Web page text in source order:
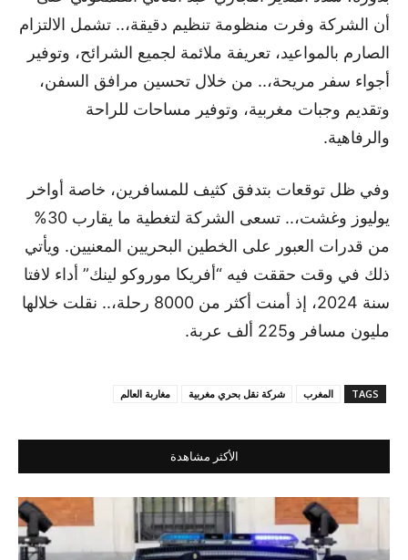
أن الشركة وفرت منظومة تنظيم دقيقة،.. تشمل الالتزام
الصارم بالمواعيد، تعريفة ملائمة لجميع الشرائح، وتوفير
أجواء سفر مريحة،.. من خلال تحسين مرافق السفن،
وتقديم وجبات مغربية، وتوفير مساحات للراحة
والرفاهية.
وفي ظل توقعات بتدفق كثيف للمسافرين، خاصة أواخر
يوليوز وغشت،.. تسعى الشركة لتغطية ما يقارب 30%
من قدرات العبور على الخطين البحريين المعنيين. ويأتي
ذلك في وقت حققت فيه “أفريكا موروكو لينك” أداء لافتا
سنة 2024، إذ أمنت أكثر من 8000 رحلة،.. نقلت خلالها
مليون مسافر و225 ألف عربة.
TAGS المغرب شركة نقل بحري مغربية مغاربة العالم
الأكثر مشاهدة